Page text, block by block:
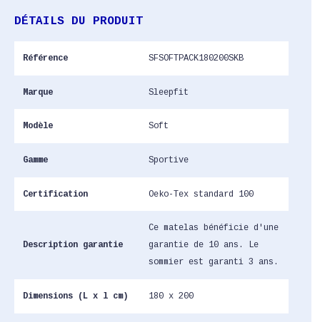
DÉTAILS DU PRODUIT
Référence SFSOFTPACK180200SKB
Marque Sleepfit
Modèle Soft
Gamme Sportive
Certification Oeko-Tex standard 100
Description garantie
Ce matelas bénéficie d'une
garantie de 10 ans. Le
sommier est garanti 3 ans.
Dimensions (L x l cm) 180 x 200